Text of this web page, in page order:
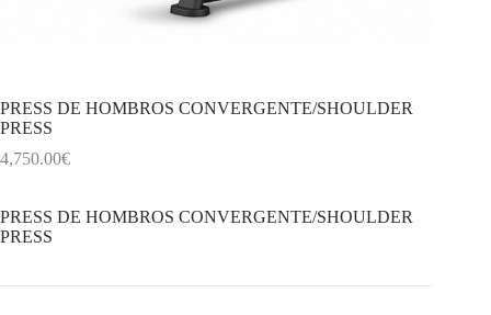
PRESS DE HOMBROS CONVERGENTE/SHOULDER
PRESS
4,750.00€
PRESS DE HOMBROS CONVERGENTE/SHOULDER
PRESS